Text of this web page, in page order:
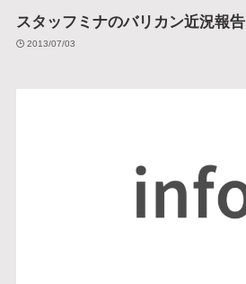
スタッフミナのバリカン近況報告
2013/07/03